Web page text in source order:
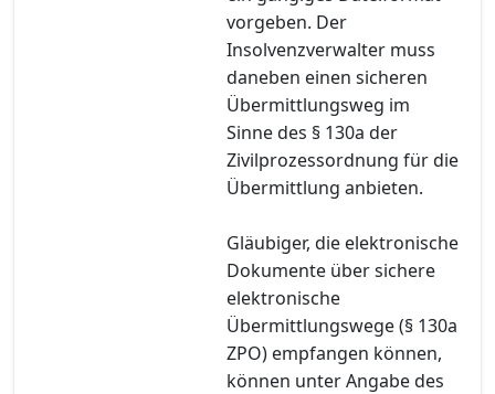
vorgeben. Der
Insolvenzverwalter muss
daneben einen sicheren
Übermittlungsweg im
Sinne des § 130a der
Zivilprozessordnung für die
Übermittlung anbieten.
Gläubiger, die elektronische
Dokumente über sichere
elektronische
Übermittlungswege (§ 130a
ZPO) empfangen können,
können unter Angabe des